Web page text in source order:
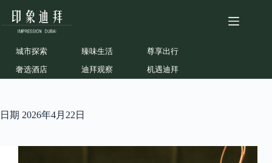
城市探索 臻味生活
尊享出行
奢选酒店
迪拜观察 机遇迪拜
日期 2026年4月22日